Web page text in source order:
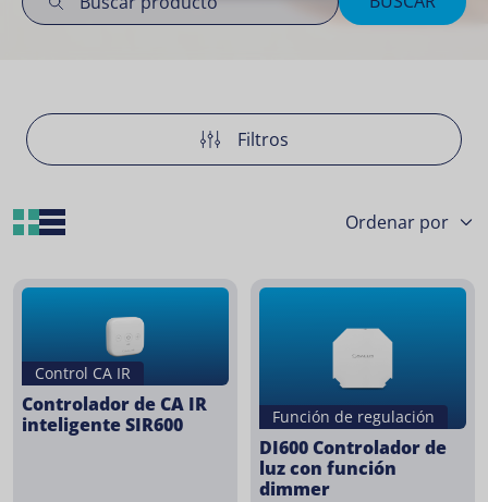
Filtros
Grid Layout
Control CA IR
Controlador de CA IR
inteligente SIR600
Función de regulación
DI600 Controlador de
luz con función
dimmer